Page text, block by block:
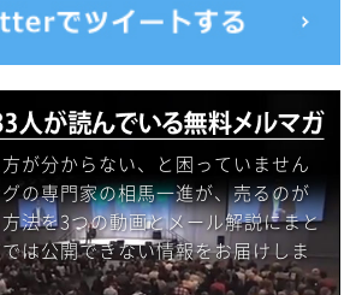
が分からない、と困っていません
の専門家の相馬一進が、売るのが
法を3つの動画とメール解説にまと
は公開できない情報をお届けしま